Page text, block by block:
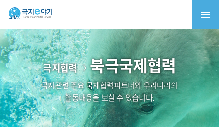
극지협력 북극국제협력
극지관련 주요 국제협력파트너와 우리나라의
활동내용을 보실 수 있습니다.